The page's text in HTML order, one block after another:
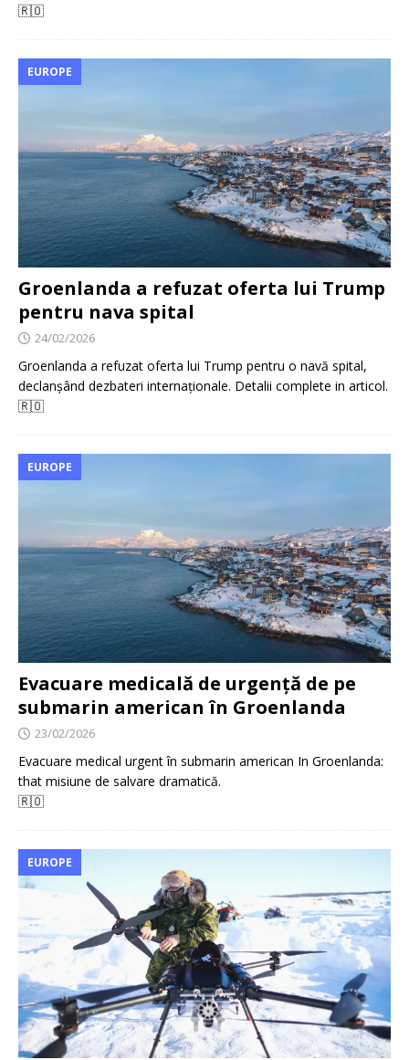
🇷🇴
EUROPE
Groenlanda a refuzat oferta lui Trump
pentru nava spital
24/02/2026
Groenlanda a refuzat oferta lui Trump pentru o navă spital,
declanșând dezbateri internaționale. Detalii complete in articol.
🇷🇴
EUROPE
Evacuare medicală de urgență de pe
submarin american în Groenlanda
23/02/2026
Evacuare medical urgent în submarin american In Groenlanda:
that misiune de salvare dramatică.
🇷🇴
EUROPE